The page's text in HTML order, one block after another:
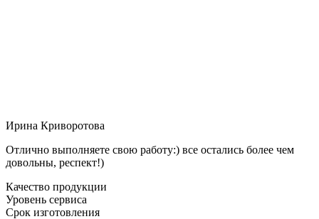
Ирина Криворотова
Отлично выполняете свою работу:) все остались более чем
довольны, респект!)
Качество продукции
Уровень сервиса
Срок изготовления